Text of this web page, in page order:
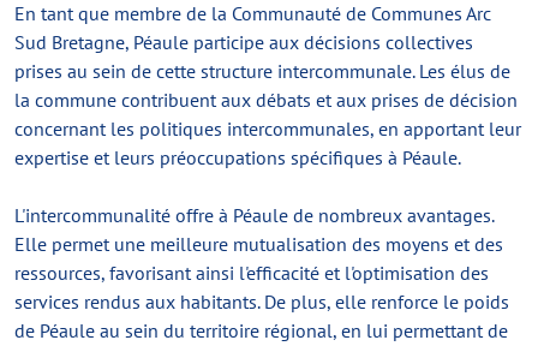
En tant que membre de la Communauté de Communes Arc
Sud Bretagne, Péaule participe aux décisions collectives
prises au sein de cette structure intercommunale. Les élus de
la commune contribuent aux débats et aux prises de décision
concernant les politiques intercommunales, en apportant leur
expertise et leurs préoccupations spécifiques à Péaule.
L'intercommunalité offre à Péaule de nombreux avantages.
Elle permet une meilleure mutualisation des moyens et des
ressources, favorisant ainsi l'efficacité et l'optimisation des
services rendus aux habitants. De plus, elle renforce le poids
de Péaule au sein du territoire régional, en lui permettant de